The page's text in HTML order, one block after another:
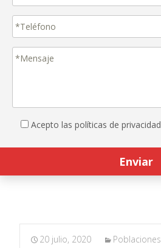
Acepto las políticas de privacidad
20 julio, 2020 Poblaciones